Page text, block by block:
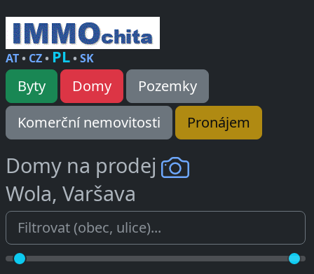
AT• CZ• PL•SK
Byty Domy
Pozemky
Komerční nemovitosti
Pronájem
Domy na prodej
Wola, Varšava